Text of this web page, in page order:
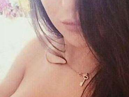
oder finanzielle Angaben zu machen?
die Kommunikation mit dieser Person.
der Lage sind, sich solche Angaben auf
erschleichen. Kommunizieren Sie daher
aufmerksam und vorsichtig.
behält sich das Recht vor,
erstellen und darüber Nachrichten an Sie als
dieser Website verstehen und akzeptieren Sie,
Website fingiert sind. Diese fingierten Profile
Nachrichten; physische Vereinbarungen mit
folglich nicht möglich.
Verhindern Sie, dass Ihre minderjährigen
anderweitig ungeeigneten Netzinhalten in